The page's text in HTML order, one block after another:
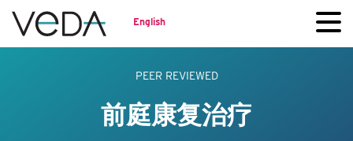
English
PEER REVIEWED
前庭康复治疗